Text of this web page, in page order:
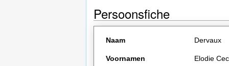
Persoonsfiche
Naam Dervaux
Voornamen
Elodie